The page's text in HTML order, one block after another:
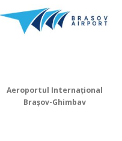
Aeroportul Internațional
Brașov-Ghimbav